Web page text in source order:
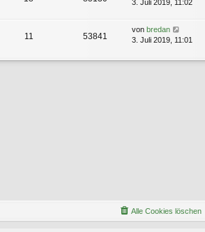
3. Juli 2019, 11:02
11 53841
von bredan
3. Juli 2019, 11:01
Alle Cookies löschen